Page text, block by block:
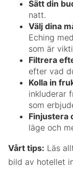
Sätt din
natt.
Välj dina
Eching
som är
Filtrera
efter vad
Kolla in
inkluderar
som
Finjustera
läge och
Vårt tips: Läs
bild av hotellet